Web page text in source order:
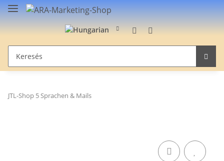
JTL-Shop 5 Sprachen & Mails